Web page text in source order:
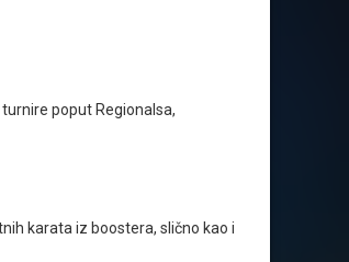
poput Regionalsa,
karata iz boostera, slično kao i